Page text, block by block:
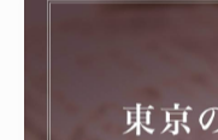
りました。入管法違
ードルが低く、外国
リスクが伴います。
査機関に説明し、相